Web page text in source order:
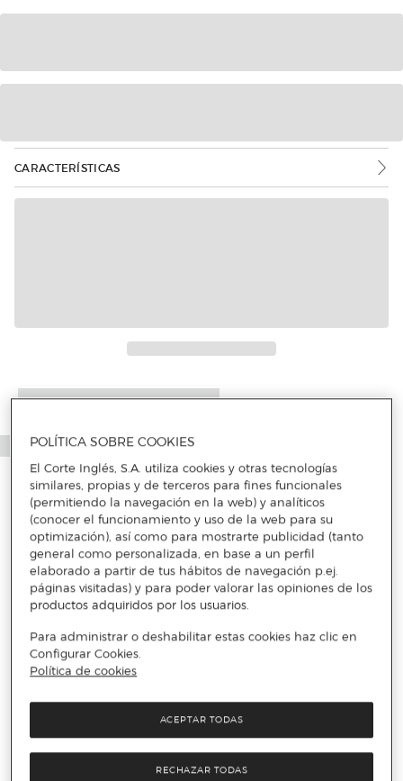
CARACTERÍSTICAS
POLÍTICA SOBRE COOKIES
El Corte Inglés, S.A. utiliza cookies y otras tecnologías
similares, propias y de terceros para fines funcionales
(permitiendo la navegación en la web) y analíticos
(conocer el funcionamiento y uso de la web para su
optimización), así como para mostrarte publicidad (tanto
general como personalizada, en base a un perfil
elaborado a partir de tus hábitos de navegación p.ej.
páginas visitadas) y para poder valorar las opiniones de los
productos adquiridos por los usuarios.
Para administrar o deshabilitar estas cookies haz clic en
Configurar Cookies.
Política de cookies
RECHAZAR TODAS
ACEPTAR TODAS